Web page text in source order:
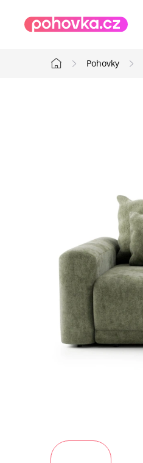
Domů
Pohovky